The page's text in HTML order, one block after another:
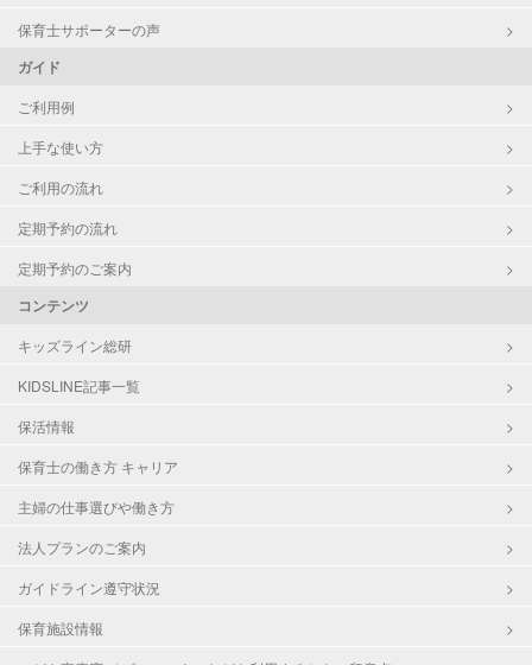
保育士サポーターの声
ガイド
ご利用例
上手な使い方
ご利用の流れ
定期予約の流れ
定期予約のご案内
コンテンツ
キッズライン総研
KIDSLINE記事一覧
保活情報
保育士の働き方 キャリア
主婦の仕事選びや働き方
法人プランのご案内
ガイドライン遵守状況
保育施設情報